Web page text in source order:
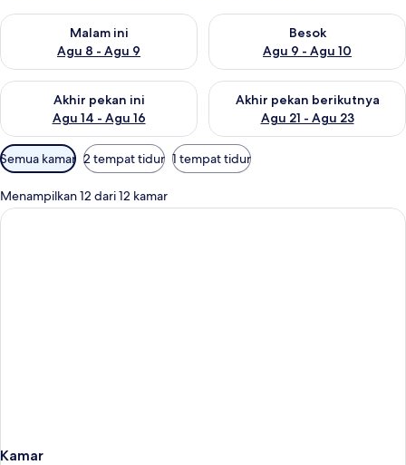
Malam ini
Agu 8 - Agu 9
Periksa ketersediaan untuk malam ini Agu 8 - Agu 9
Besok
Agu 9 - Agu 10
Periksa ketersediaan untuk
Akhir pekan ini
Agu 14 - Agu 16
Periksa ketersediaan untuk akhir pekan ini Agu 14 - Agu 16
Akhir pekan berikutnya
Agu 21 - Agu 23
Periksa ketersediaan untuk
Filter
tersedia
untuk
kamar
Semua kamar 2 tempat tidur 1 tempat tidur
Menampilkan 12 dari 12 kamar
Kamar